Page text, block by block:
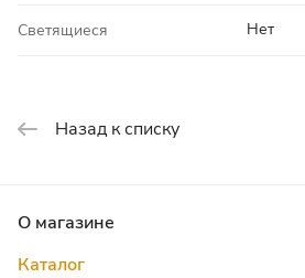
Светящиеся Нет
Назад к списку
О магазине
Каталог